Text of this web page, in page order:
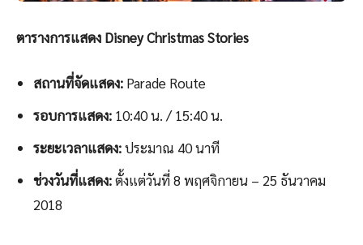
ตารางการแสดง Disney Christmas Stories
สถานที่จัดแสดง: Parade Route
รอบการแสดง: 10:40 น. / 15:40 น.
ระยะเวลาแสดง:ประมาณ 40 นาที
ช่วงวันที่แสดง:ตั้งแต่วันที่ 8 พฤศจิกายน – 25 ธันวาคม
2018